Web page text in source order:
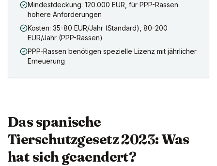
Mindestdeckung: 120.000 EUR, für PPP-Rassen
hohere Anforderungen
Kosten: 35-80 EUR/Jahr (Standard), 80-200
EUR/Jahr (PPP-Rassen)
PPP-Rassen benötigen spezielle Lizenz mit jährlicher
Erneuerung
Das spanische
Tierschutzgesetz 2023: Was
hat sich geaendert?